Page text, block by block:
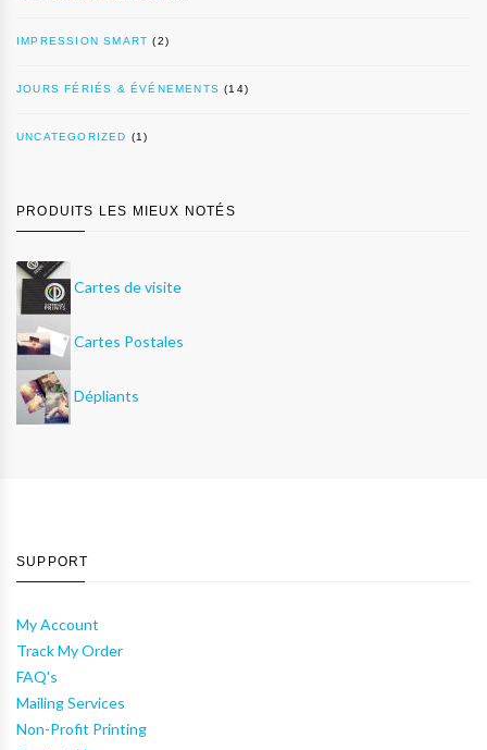
IMPRESSION SMART (2)
JOURS FÉRIÉS & ÉVÉNEMENTS (14)
UNCATEGORIZED (1)
PRODUITS LES MIEUX NOTÉS
Cartes de visite
Cartes Postales
Dépliants
SUPPORT
My Account
Track My Order
FAQ's
Mailing Services
Non-Profit Printing